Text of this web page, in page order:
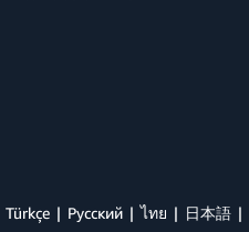
Türkçe Ρусский ไทย 日本語